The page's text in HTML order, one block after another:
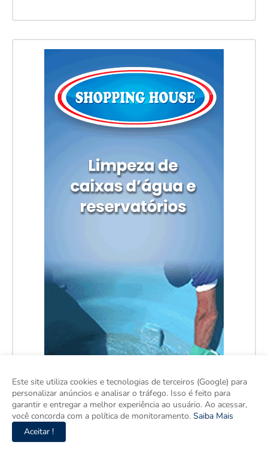
Este site utiliza cookies e tecnologias de terceiros (Google) para
personalizar anúncios e analisar o tráfego. Isso é feito para
garantir e entregar a melhor experiência ao usuário. Ao acessar,
você concorda com a política de monitoramento. Saiba Mais
Aceitar !